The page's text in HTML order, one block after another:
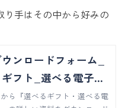
手はその中から好みの
ンロードフォーム_
フト_選べる電子マ
ら『選べるギフト・選べる電